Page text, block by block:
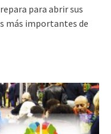
para abrir sus
más importantes de